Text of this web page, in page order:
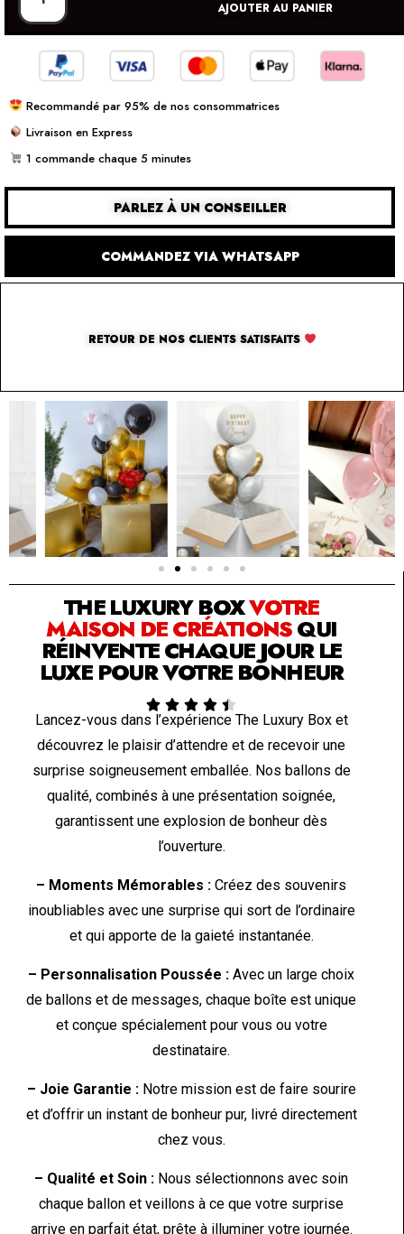
AJOUTER AU PANIER
Recommandé par 95% de nos consommatrices
Livraison en Express
1 commande chaque 5 minutes
PARLEZ À UN CONSEILLER
COMMANDEZ VIA WHATSAPP
RETOUR DE NOS CLIENTS SATISFAITS
SOLUTION PAR THE LUXURY BOX & CO
THE LUXURY BOXVOTRE
MAISON DE CRÉATIONSQUI
RÉINVENTE CHAQUE JOUR LE
LUXE POUR VOTRE BONHEUR
    
Lancez-vous dans l’expérience The Luxury Box et
découvrez le plaisir d’attendre et de recevoir une
surprise soigneusement emballée. Nos ballons de
qualité, combinés à une présentation soignée,
garantissent une explosion de bonheur dès
l’ouverture.
– Moments Mémorables : Créez des souvenirs
inoubliables avec une surprise qui sort de l’ordinaire
et qui apporte de la gaieté instantanée.
– Personnalisation Poussée : Avec un large choix
de ballons et de messages, chaque boîte est unique
et conçue spécialement pour vous ou votre
destinataire.
– Joie Garantie :Notre mission est de faire sourire
et d’offrir un instant de bonheur pur, livré directement
chez vous.
– Qualité et Soin : Nous sélectionnons avec soin
chaque ballon et veillons à ce que votre surprise
arrive en parfait état, prête à illuminer votre journée.